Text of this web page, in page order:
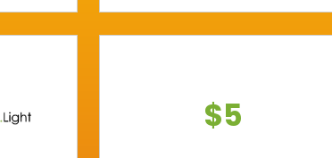
$5